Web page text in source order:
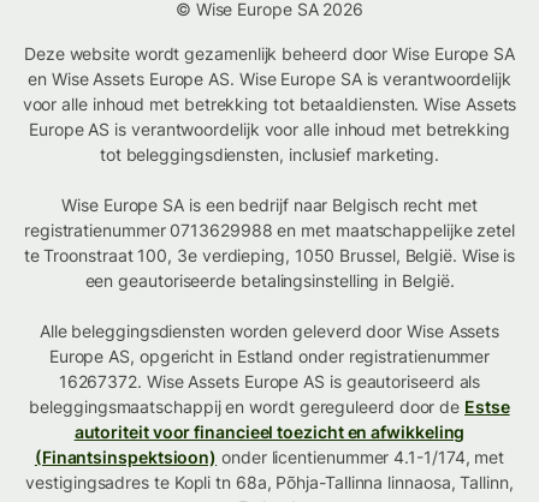
© Wise Europe SA 2026
Deze website wordt gezamenlijk beheerd door Wise Europe SA
en Wise Assets Europe AS. Wise Europe SA is verantwoordelijk
voor alle inhoud met betrekking tot betaaldiensten. Wise Assets
Europe AS is verantwoordelijk voor alle inhoud met betrekking
tot beleggingsdiensten, inclusief marketing.
Wise Europe SA is een bedrijf naar Belgisch recht met
registratienummer 0713629988 en met maatschappelijke zetel
te Troonstraat 100, 3e verdieping, 1050 Brussel, België. Wise is
een geautoriseerde betalingsinstelling in België.
Alle beleggingsdiensten worden geleverd door Wise Assets
Europe AS, opgericht in Estland onder registratienummer
16267372. Wise Assets Europe AS is geautoriseerd als
beleggingsmaatschappij en wordt gereguleerd door de Estse
autoriteit voor financieel toezicht en afwikkeling
(Finantsinspektsioon) onder licentienummer 4.1-1/174, met
vestigingsadres te Kopli tn 68a, Põhja-Tallinna linnaosa, Tallinn,